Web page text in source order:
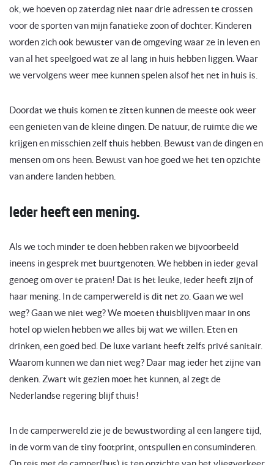
ok, we hoeven op zaterdag niet naar drie adressen te crossen
voor de sporten van mijn fanatieke zoon of dochter. Kinderen
worden zich ook bewuster van de omgeving waar ze in leven en
van al het speelgoed wat ze al lang in huis hebben liggen. Waar
we vervolgens weer mee kunnen spelen alsof het net in huis is.
Doordat we thuis komen te zitten kunnen de meeste ook weer
een genieten van de kleine dingen. De natuur, de ruimte die we
krijgen en misschien zelf thuis hebben. Bewust van de dingen en
mensen om ons heen. Bewust van hoe goed we het ten opzichte
van andere landen hebben.
Ieder heeft een mening.
Als we toch minder te doen hebben raken we bijvoorbeeld
ineens in gesprek met buurtgenoten. We hebben in ieder geval
genoeg om over te praten! Dat is het leuke, ieder heeft zijn of
haar mening. In de camperwereld is dit net zo. Gaan we wel
weg? Gaan we niet weg? We moeten thuisblijven maar in ons
hotel op wielen hebben we alles bij wat we willen. Eten en
drinken, een goed bed. De luxe variant heeft zelfs privé sanitair.
Waarom kunnen we dan niet weg? Daar mag ieder het zijne van
denken. Zwart wit gezien moet het kunnen, al zegt de
Nederlandse regering blijf thuis!
In de camperwereld zie je de bewustwording al een langere tijd,
in de vorm van de tiny footprint, ontspullen en consuminderen.